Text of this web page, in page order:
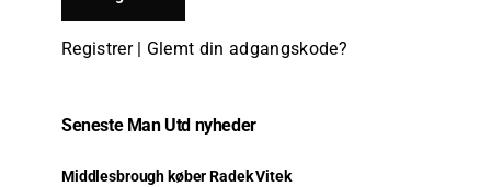
Registrer| Glemt din adgangskode?
Seneste Man Utd nyheder
Middlesbrough køber Radek Vitek